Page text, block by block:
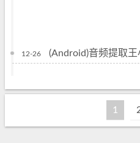
12-26 (Android)音频提取
1